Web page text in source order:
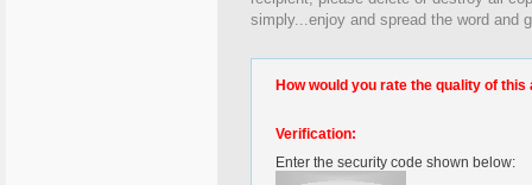
simply...enjoy and spread the word and
How would you rate the quality of this
Verification:
Enter the security code shown below: